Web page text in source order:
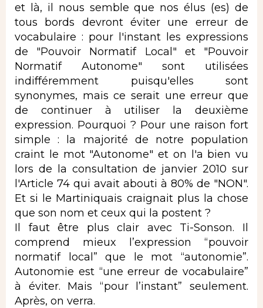
et là, il nous semble que nos élus (es) de
tous bords devront éviter une erreur de
vocabulaire : pour l'instant les expressions
de "Pouvoir Normatif Local" et "Pouvoir
Normatif Autonome" sont utilisées
indifféremment puisqu'elles sont
synonymes, mais ce serait une erreur que
de continuer à utiliser la deuxième
expression. Pourquoi ? Pour une raison fort
simple : la majorité de notre population
craint le mot "Autonome" et on l'a bien vu
lors de la consultation de janvier 2010 sur
l'Article 74 qui avait abouti à 80% de "NON".
Et si le Martiniquais craignait plus la chose
que son nom et ceux qui la postent ?
Il faut être plus clair avec Ti-Sonson. Il
comprend mieux l’expression “pouvoir
normatif local” que le mot “autonomie”.
Autonomie est “une erreur de vocabulaire”
à éviter. Mais “pour l’instant” seulement.
Après, on verra.